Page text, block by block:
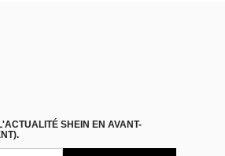
SHEIN EN AVANT-